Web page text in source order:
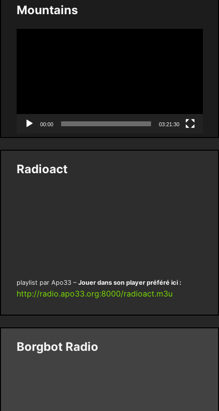
Mountains
00:00 03:21:30
Radioact
playlist par Apo33 – Jouer dans son player préféré ici :
http://radio.apo33.org:8000/radioact.m3u
Borgbot Radio